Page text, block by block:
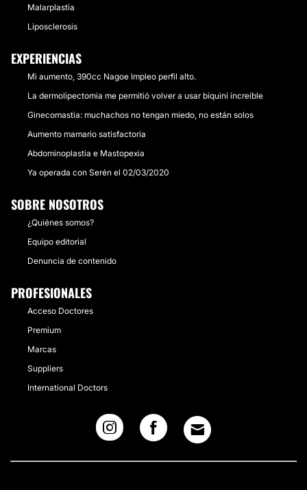
Malarplastia
Liposclerosis
EXPERIENCIAS
Mi aumento, 390cc Nagoe Impleo perfil alto.
La dermolipectomia me permitió volver a usar biquini increíble
Ginecomastia: muchachos no tengan miedo, no están solos
Aumento mamario satisfactoria
Abdominoplastia e Mastopexia
Ya operada con Serén el 02/03/2020
SOBRE NOSOTROS
¿Quiénes somos?
Equipo editorial
Denuncia de contenido
PROFESIONALES
Acceso Doctores
Premium
Marcas
Suppliers
International Doctors